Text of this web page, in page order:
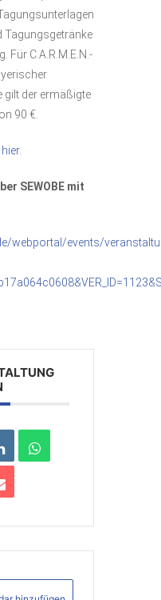
Tagungsgetränke
Für C.A.R.M.E.N.-
gilt der ermäßigte
90 €.
SEWOBE mit
webportal/events/